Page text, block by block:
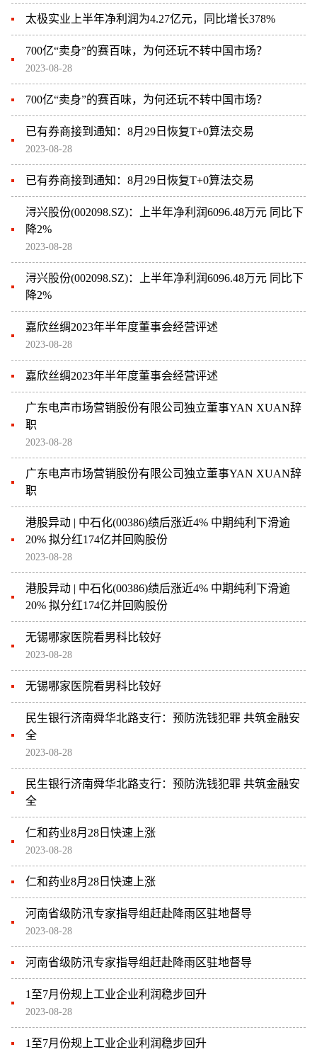
太极实业上半年净利润为4.27亿元，同比增长378%
700亿“卖身”的赛百味，为何还玩不转中国市场？
2023-08-28
700亿“卖身”的赛百味，为何还玩不转中国市场？
已有券商接到通知：8月29日恢复T+0算法交易
2023-08-28
已有券商接到通知：8月29日恢复T+0算法交易
浔兴股份(002098.SZ)：上半年净利润6096.48万元 同比下
降2%
2023-08-28
浔兴股份(002098.SZ)：上半年净利润6096.48万元 同比下
降2%
嘉欣丝绸2023年半年度董事会经营评述
2023-08-28
嘉欣丝绸2023年半年度董事会经营评述
广东电声市场营销股份有限公司独立董事YAN XUAN辞
职
2023-08-28
广东电声市场营销股份有限公司独立董事YAN XUAN辞
职
港股异动 | 中石化(00386)绩后涨近4% 中期纯利下滑逾
20% 拟分红174亿并回购股份
2023-08-28
港股异动 | 中石化(00386)绩后涨近4% 中期纯利下滑逾
20% 拟分红174亿并回购股份
无锡哪家医院看男科比较好
2023-08-28
无锡哪家医院看男科比较好
民生银行济南舜华北路支行：预防洗钱犯罪 共筑金融安
全
2023-08-28
民生银行济南舜华北路支行：预防洗钱犯罪 共筑金融安
全
仁和药业8月28日快速上涨
2023-08-28
仁和药业8月28日快速上涨
河南省级防汛专家指导组赶赴降雨区驻地督导
2023-08-28
河南省级防汛专家指导组赶赴降雨区驻地督导
1至7月份规上工业企业利润稳步回升
2023-08-28
1至7月份规上工业企业利润稳步回升